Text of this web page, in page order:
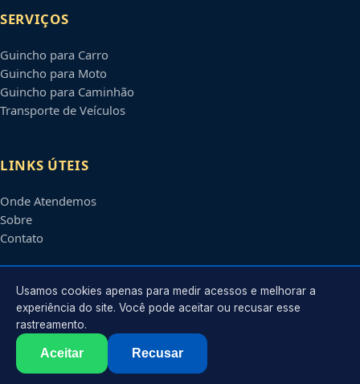
SERVIÇOS
Guincho para Carro
Guincho para Moto
Guincho para Caminhão
Transporte de Veículos
LINKS ÚTEIS
Onde Atendemos
Sobre
Contato
CONTATO
Atendimento em
contato@guinchositaquaquecetuba.com.br
2026 Itaquaquecetuba
. Todos os direitos reservados.
Usamos cookies apenas para medir acessos e melhorar a
experiência do site. Você pode aceitar ou recusar esse
rastreamento.
Aceitar Recusar